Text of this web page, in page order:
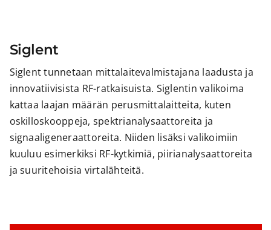
Siglent
Siglent tunnetaan mittalaitevalmistajana laadusta ja
innovatiivisista RF-ratkaisuista. Siglentin valikoima
kattaa laajan määrän perusmittalaitteita, kuten
oskilloskooppeja, spektrianalysaattoreita ja
signaaligeneraattoreita. Niiden lisäksi valikoimiin
kuuluu esimerkiksi RF-kytkimiä, piirianalysaattoreita
ja suuritehoisia virtalähteitä.